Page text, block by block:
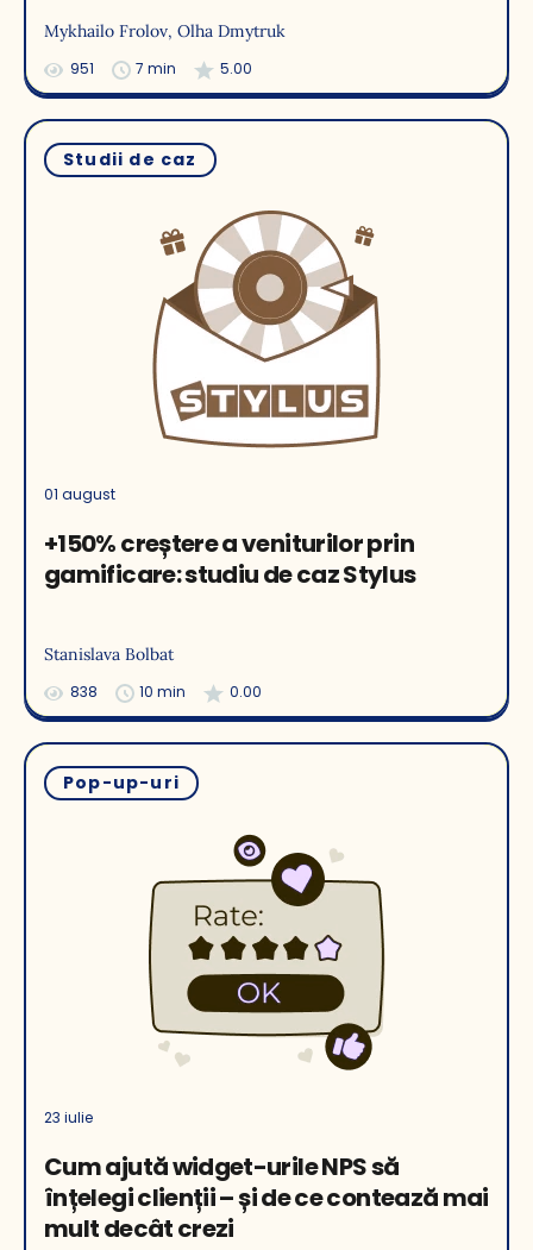
Mykhailo Frolov, Olha Dmytruk
951 7 min 5.00
Studii de caz
01 august
+150% creștere a veniturilor prin
gamificare: studiu de caz Stylus
Stanislava Bolbat
838 10 min 0.00
Pop-up-uri
23 iulie
Cum ajută widget-urile NPS să
înțelegi clienții – și de ce contează mai
mult decât crezi